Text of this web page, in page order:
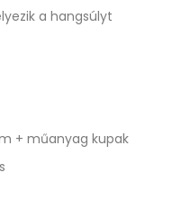
a hangsúlyt
+ műanyag kupak